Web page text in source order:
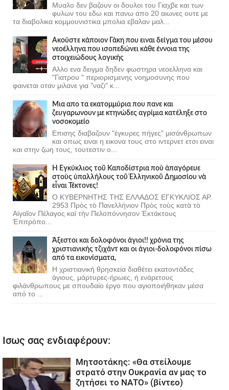
Μυαλο δεν βαζουν οι δουλοι του Γιαχβε και των
φυλων του εδω και πανω απο 20 αιωνες ουτε με
τα διαβολικα κομμουνιστικα μπολια εβαλαν μαλ...
Ακούστε κάποιον Γάκη που ειναι δείγμα του μέσου
νεοέλληνα που ισοπεδώνει κάθε έννοια της
στοιχειώδους λογικής
Αλλο ενα δειγμα δηδεν φωστηρα νεοελληνα και
"Γιατρου " περιορισμενης νοημοσυνης που
φαινεται οταν μιλανε για "ναζι" κ...
Μια απο τα εκατομμύρια που πανε και
ζευγαρωνουν με κτηνώδες αγρίμια κατέληξε στο
νοσοκομείο
Επισης διαβαζουν "έγκυρες πήγες" μισάνθρωπων
και οπως ειναι η εικονα τους στο ιντερνετ ετσι ειναι
και στην ζωη τους, τουτεστιν ο...
Ἡ Ἐγκύκλιος τοῦ Καποδίστρια ποὺ ἀπαγόρευε
στοὺς ὑπαλλήλους τοῦ Ἑλληνικοῦ Δημοσίου νὰ
εἶναι Τέκτονες!
Ο ΚΥΒΕΡΝΗΤΗΣ ΤΗΣ ΕΛΛΑΔΟΣ ΕΓΚΥΚΛΙΟΣ ΑΡ.
2953 Πρὸς τὸ Πανελλήνιον Πρὸς τοὺς κατὰ τὸ
Αἰγαῖον Πέλαγος καὶ τὴν Πελοπόννησον Ἐκτάκτους
Ἐπιτρόπο...
Άξεστοι και δολοφόνοι άγιοι!! χρόνια της
χριστιανικής τζιχάντ και οι άγιοι-δολοφόνοι πίσω
από τα εικονίσματα,
Η χριστιανική θρησκεία διαθέτει εκατοντάδες
άγιους, μάρτυρες-ήρωες, ή ενάρετους
φιλάνθρωπους με σπουδαίο έργο που αγιοποιήθηκαν μέσα
από το ...